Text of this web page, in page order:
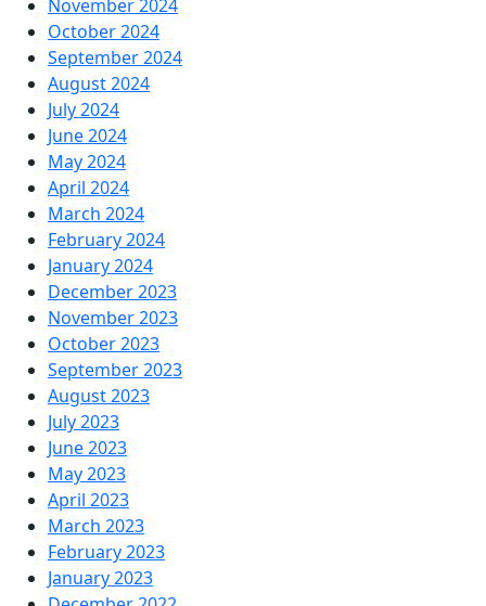
November 2024
October 2024
September 2024
August 2024
July 2024
June 2024
May 2024
April 2024
March 2024
February 2024
January 2024
December 2023
November 2023
October 2023
September 2023
August 2023
July 2023
June 2023
May 2023
April 2023
March 2023
February 2023
January 2023